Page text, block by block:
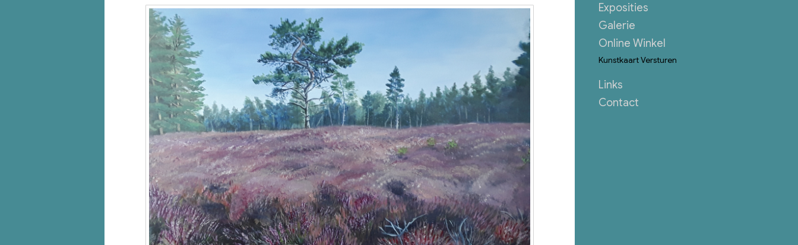
Exposities
Galerie
Online Winkel
Kunstkaart Versturen
Links
Contact